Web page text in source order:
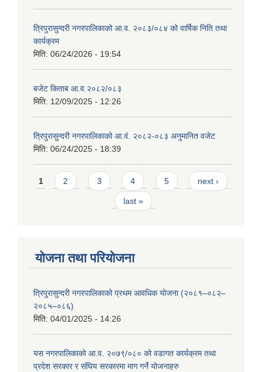
त्रिपुरासुन्दरी नगरपालिकाको आ.व. २०८३/०८४ को वार्षिक निति तथा
कार्यक्रम
मिति: 06/24/2026 - 19:54
बजेट किताब आ.व.२०८२/०८३
मिति: 12/09/2025 - 12:26
त्रिपुरासुन्दरी नगरपालिकाको आ.वं. २०८२-०८३ अनुमानित वजेट
मिति: 06/24/2025 - 18:39
Pages
1 2 3 4 5 next ›
last »
योजना तथा परियोजना
त्रिपुरासुन्दरी नगरपालिकाको प्रथम आवधिक योजना (२०८१–०८२–
२०८५–०८६)
मिति: 04/01/2025 - 14:26
यस नगरपालिकाको आ.व. २०७९/०८० को वडागत कार्यक्रम तथा
प्रदेश सरकार र संघिय सरकारमा माग गर्ने याेजनाहरु